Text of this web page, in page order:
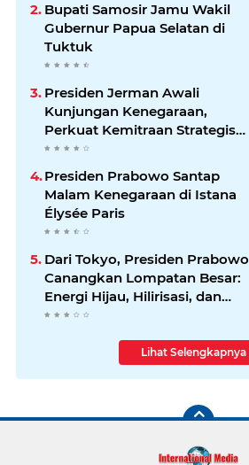
Bupati Samosir Jamu Wakil
Gubernur Papua Selatan di
Tuktuk
Presiden Jerman Awali
Kunjungan Kenegaraan,
Perkuat Kemitraan Strategis
Indonesia–Jerman
Presiden Prabowo Santap
Malam Kenegaraan di Istana
Élysée Paris
Dari Tokyo, Presiden Prabowo
Canangkan Lompatan Besar:
Energi Hijau, Hilirisasi, dan
Diplomasi Ekonomi
Lihat Selengkapnya